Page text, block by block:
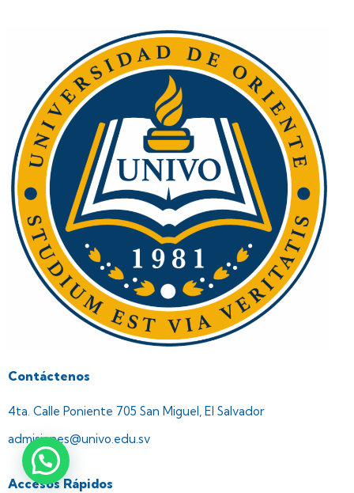
Contáctenos
4ta. Calle Poniente 705 San Miguel, El Salvador
admisiones@univo.edu.sv
Accesos Rápidos